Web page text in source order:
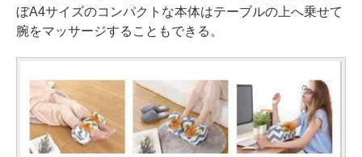
ぼA4サイズのコンパクトな本体はテーブルの上へ乗せて
腕をマッサージすることもできる。